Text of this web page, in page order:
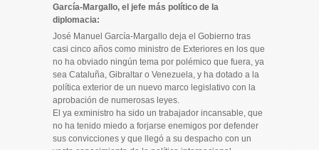
García-Margallo, el jefe más político de la
diplomacia:
José Manuel García-Margallo deja el Gobierno tras
casi cinco años como ministro de Exteriores en los que
no ha obviado ningún tema por polémico que fuera, ya
sea Cataluña, Gibraltar o Venezuela, y ha dotado a la
política exterior de un nuevo marco legislativo con la
aprobación de numerosas leyes.
El ya exministro ha sido un trabajador incansable, que
no ha tenido miedo a forjarse enemigos por defender
sus convicciones y que llegó a su despacho con un